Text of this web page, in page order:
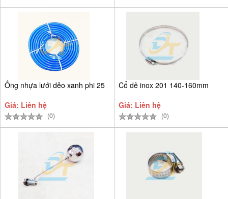
Ống nhựa lưới dẻo xanh phi 25
Giá: Liên hệ
(0)
Cổ dê inox 201 140-160mm
Giá: Liên hệ
(0)